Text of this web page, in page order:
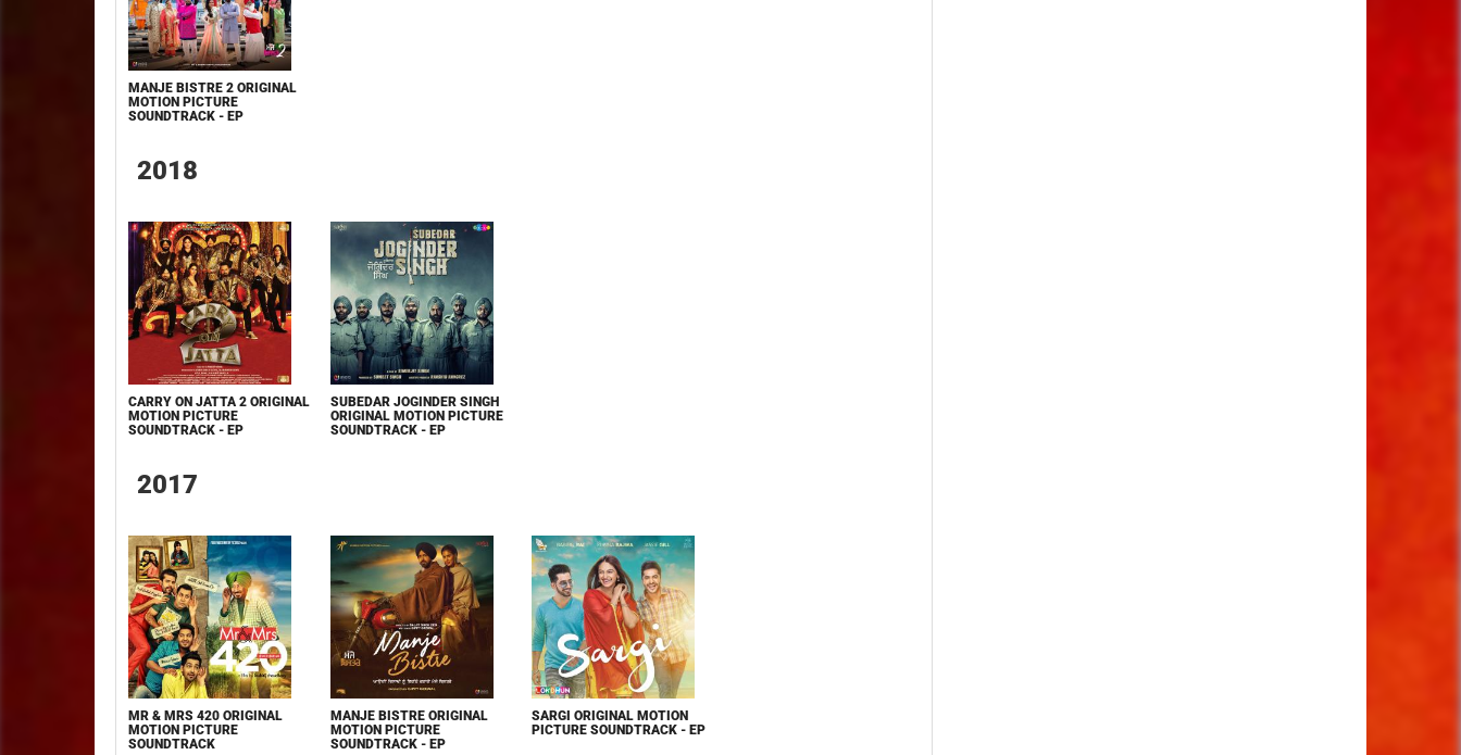
MANJE BISTRE 2 ORIGINAL
MOTION PICTURE
SOUNDTRACK - EP
2018
CARRY ON JATTA 2 ORIGINAL
MOTION PICTURE
SOUNDTRACK - EP
SUBEDAR JOGINDER SINGH
ORIGINAL MOTION PICTURE
SOUNDTRACK - EP
2017
MR & MRS 420 ORIGINAL
MOTION PICTURE
SOUNDTRACK
MANJE BISTRE ORIGINAL
MOTION PICTURE
SOUNDTRACK - EP
SARGI ORIGINAL MOTION
PICTURE SOUNDTRACK - EP